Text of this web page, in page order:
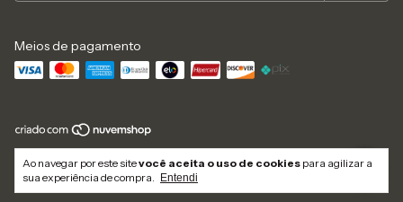
Ao navegar por este sitevocê aceita o uso de cookies para agilizar a
sua experiência de compra.
Entendi
Meios de pagamento
Copyright Like4you Moda Intima Ltda - 16547545000152 - 2026. Todos os
direitos reservados.